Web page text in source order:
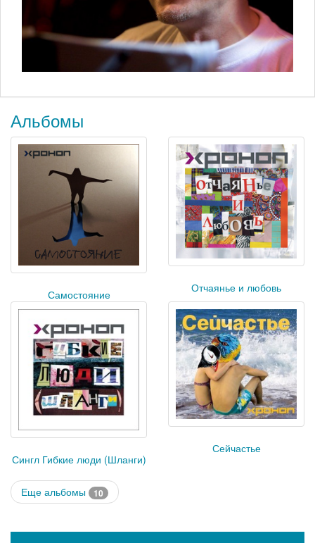
Альбомы
Самостояние
Отчаянье и любовь
Сингл Гибкие люди (Шланги)
Сейчастье
Еще альбомы 10